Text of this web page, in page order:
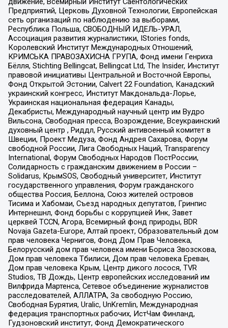
Предприятий, Церковь Духовной Технологии, Европейская
сеть организаций по наблюдению за выборами,
Республика Польша, СВОБОДНЫЙ ИДЕЛЬ-УРАЛ,
Ассоциация развития журналистики, IStories fonds,
Королевский Институт Международных Отношений,
КРИМСЬКА ПРАВОЗАХИСНА ГРУПА, Фонд имени Генриха
Бёлля, Stichting Bellingcat, Bellingcat Ltd, The Insider, Институт
правовой инициативы Центральной и Восточной Европы,
Фонд Открытой Эстонии, Calvert 22 Foundation, Канадский
украинский конгресс, Институт Макдональда-Лорье,
Украинская национальная федерация Канады,
Декабристы, Международный научный центр им Вудро
Вильсона, Свободная пресса, Возрождение, Всеукраинский
духовный центр , Риддл, Русский антивоенный комитет в
Швеции, Проект Медуза, Фонд Андрея Сахарова, Форум
свободной России, Лига Свободных Наций, Transparеncy
International, Форум Свободных Народов ПостРоссии,
Солидарность с гражданским движением в России –
Solidarus, КрымSOS, Свободный университет, Институт
государственного управления, Форум гражданского
общества Россия, Беллона, Союз жителей островов
Тисима и Хабомаи, Съезд народных депутатов, Гринпис
Интернешнл, Фонд борьбы с коррупцией Инк, Завет
церквей TCCN, Агора, Всемирный фонд природы, BDR
Novaja Gazeta-Europe, Алтай проект, Образовательный дом
прав человека Чернигов, Фонд Дом Прав Человека,
Белорусский дом прав человека имени Бориса Звозскова,
Дом прав человека Тбилиси, Дом прав человека Ереван,
Дом прав человека Крым, Центр дикого лосося, TVR
Studios, ТВ Дождь, Центр европейских исследований им
Вилфрида Мартенса, Сетевое объединение журналистов
расследователей, АЛЛАТРА, За свободную Россию,
Свободная Бурятия, Uralic, UnKremlin, Международная
федерация транспортных рабочих, ИстЧам Финланд,
Гудзоновский институт, Фонд Демократического